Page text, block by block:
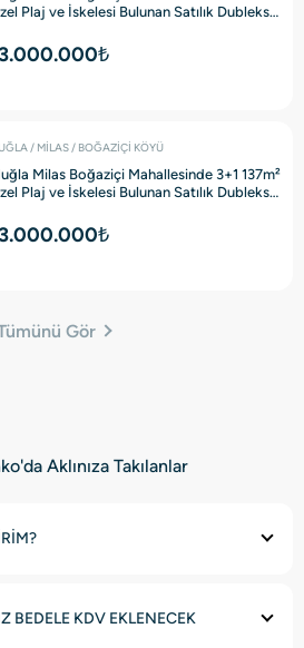
Plaj ve İskelesi Bulunan Satılık Dubleks
/ MİLAS / BOĞAZİÇİ KÖYÜ
Milas Boğaziçi Mahallesinde 3+1 137m²
Plaj ve İskelesi Bulunan Satılık Dubleks
Gör
Aklınıza Takılanlar
BEDELE KDV EKLENECEK